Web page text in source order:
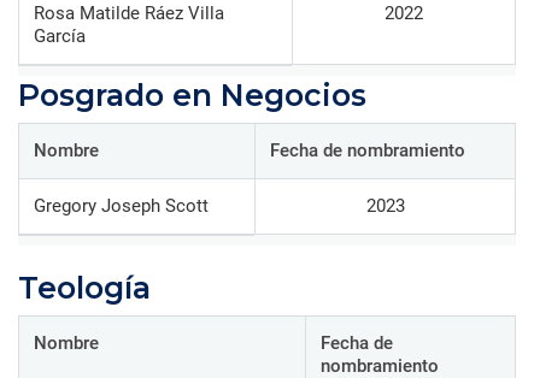
Rosa Matilde Ráez Villa
García
2022
Posgrado en Negocios
Nombre Fecha de nombramiento
Gregory Joseph Scott 2023
Teología
Nombre
Fecha de
nombramiento